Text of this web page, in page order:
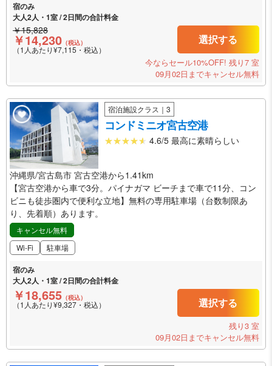
宿のみ
大人2人・1室 / 2日間の合計料金
￥15,828
￥14,230 （税込）
（1人あたり¥7,115・税込）
選択する
今ならセール10%OFF! 残り7 室
09月02日までキャンセル無料
宿泊施設クラス｜3
コンドミニオ宮古空港
4.6/5 最高に素晴らしい
沖縄県/宮古島市 宮古空港から1.41km
【宮古空港から車で3分。パイナガマ ビーチまで車で11分、コン
ビニも徒歩圏内で便利な立地】無料の専用駐車場（台数制限あ
り、先着順）あります。
キャンセル無料
Wi-Fi
駐車場
宿のみ
大人2人・1室 / 2日間の合計料金
￥18,655 （税込）
（1人あたり¥9,327・税込） 選択する
残り3 室
09月02日までキャンセル無料